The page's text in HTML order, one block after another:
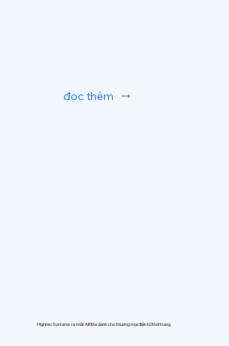
đọc thêm
Hightec Systems ra mắt AIfitte dành cho thương mại điện tử thời trang